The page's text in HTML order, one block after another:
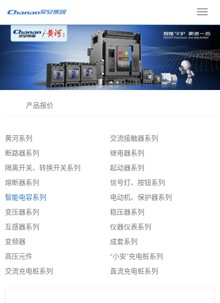
产品报价
黄河系列
交流接触器系列
断路器系列
继电器系列
隔离开关、转换开关系列
起动器系列
熔断器系列
信号灯、按钮系列
智能电容系列
电动机、保护器系列
变压器系列
稳压器系列
互感器系列
仪器仪表系列
变频器
成套系列
高压元件
“小安”充电桩系列
交流充电桩系列
直流充电桩系列